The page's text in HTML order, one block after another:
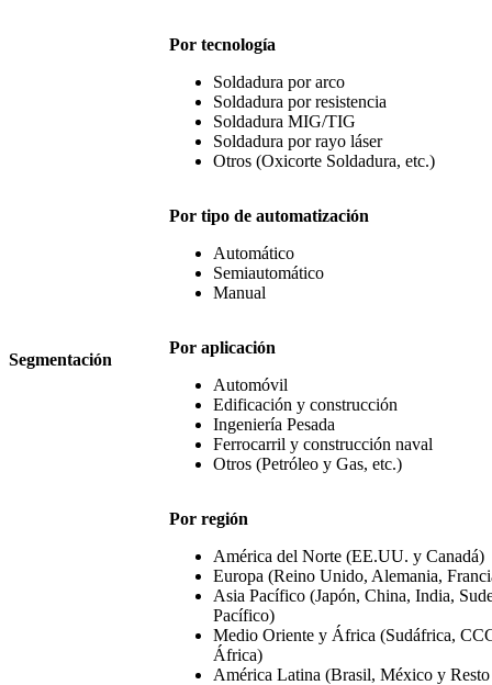
Segmentación
Por tecnología
Soldadura por arco
Soldadura por resistencia
Soldadura MIG/TIG
Soldadura por rayo láser
Otros (Oxicorte Soldadura, etc.)
Por tipo de automatización
Automático
Semiautomático
Manual
Por aplicación
Automóvil
Edificación y construcción
Ingeniería Pesada
Ferrocarril y construcción naval
Otros (Petróleo y Gas, etc.)
Por región
América del Norte (EE.UU. y Canadá)
Europa (Reino Unido, Alemania,
Asia Pacífico (Japón, China, India,
Pacífico)
Medio Oriente y África (Sudáfrica,
África)
América Latina (Brasil, México y